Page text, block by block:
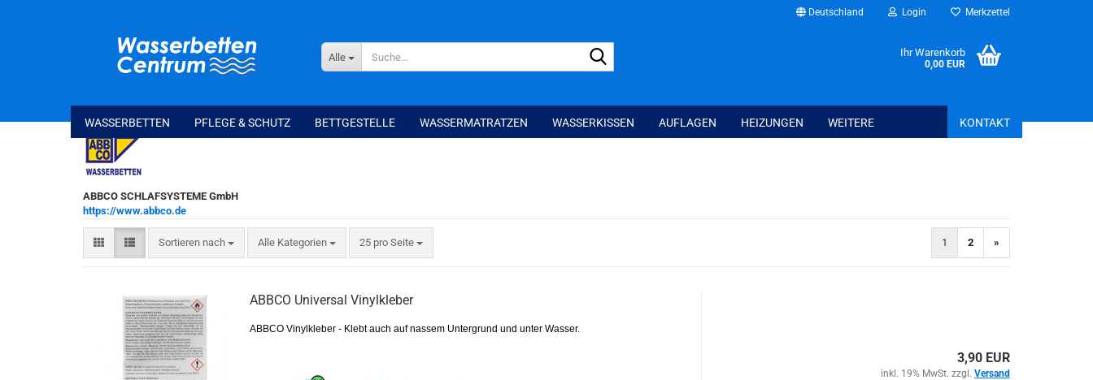
Deutschland Login Merkzettel
Alle Ihr Warenkorb
0,00 EUR
WASSERBETTEN PFLEGE & SCHUTZ BETTGESTELLE WASSERMATRATZEN WASSERKISSEN AUFLAGEN HEIZUNGEN KONTAKT
WEITERE
Haus - Freizeit - Garten anzeigen
Garten-Zubehör
ABBCO SCHLAFSYSTEME GmbH
https://www.abbco.de
Sortieren nach
Sortieren nach Alle Kategorien 25 pro Seite
pro Seite 1 2 »
ABBCO Universal Vinylkleber
ABBCO Vinylkleber - Klebt auch auf nassem Untergrund und unter Wasser.
3,90 EUR
inkl. 19% MwSt. zzgl. Versand